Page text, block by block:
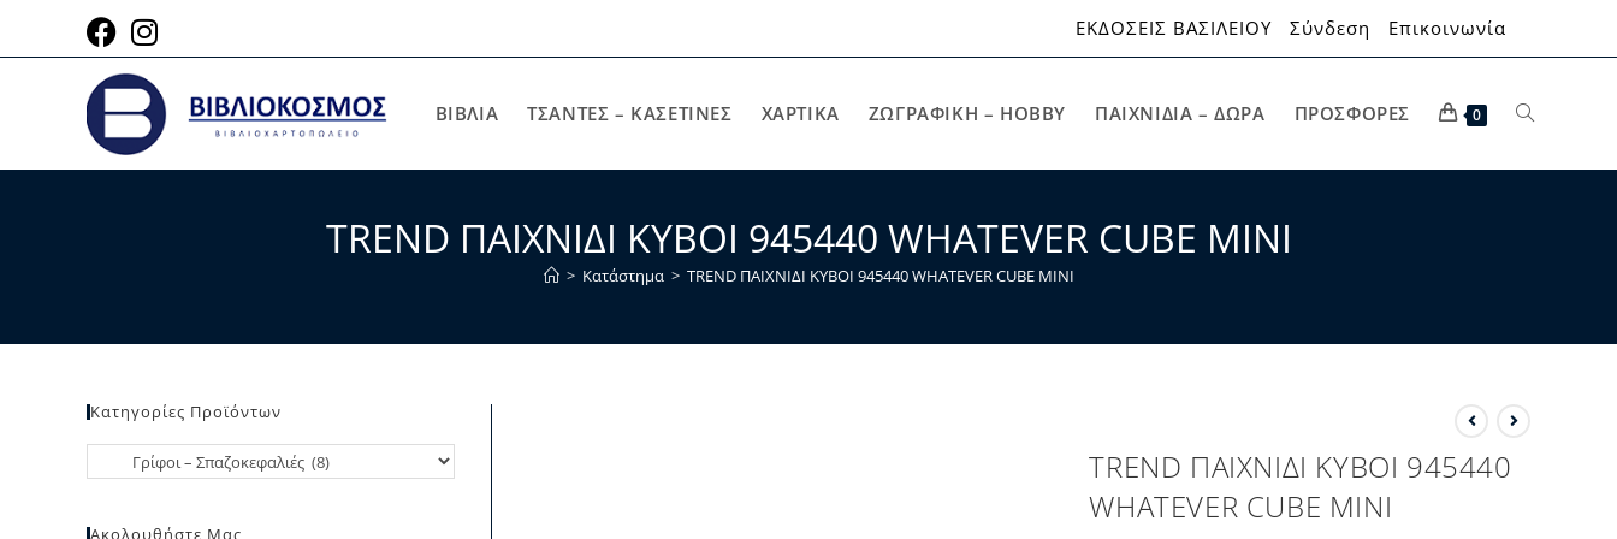
ΕΚΔΟΣΕΙΣ ΒΑΣΙΛΕΙΟΥ Σύνδεση Επικοινωνία
ΒΙΒΛΙΑ ΤΣΑΝΤΕΣ – ΚΑΣΕΤΙΝΕΣ ΧΑΡΤΙΚΆ ΖΩΓΡΑΦΙΚΉ – HOBBY ΠΑΙΧΝΊΔΙΑ – ΔΏΡΑ ΠΡΟΣΦΟΡΈΣ 0
TREND ΠΑΙΧΝΙΔΙ ΚΥΒΟΙ 945440 WHATEVER CUBE MINI
> Κατάστημα > TREND ΠΑΙΧΝΙΔΙ ΚΥΒΟΙ 945440 WHATEVER CUBE MINI
TREND ΠΑΙΧΝΙΔΙ ΚΥΒΟΙ 945440
WHATEVER CUBE MINI
Κατηγορίες Προϊόντων
Ακολουθήστε Μας